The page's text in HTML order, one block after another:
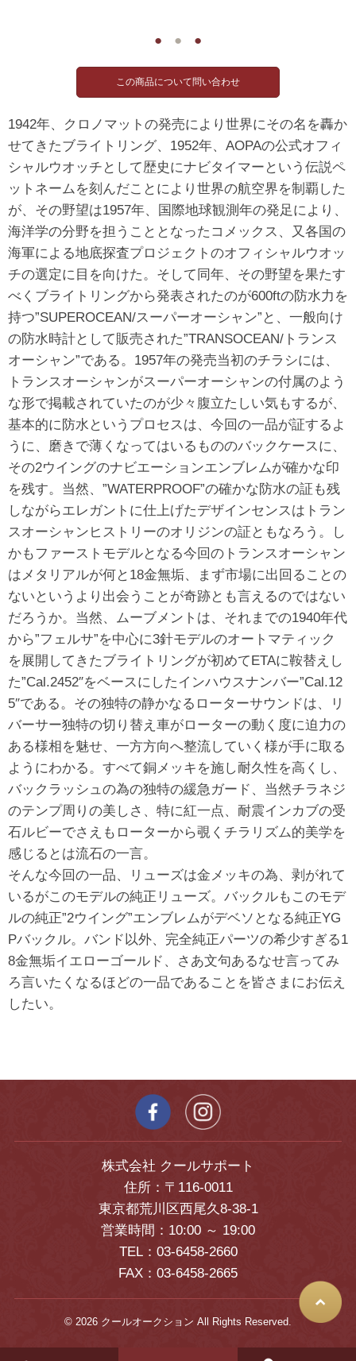
● ● ●
1942年、クロノマットの発売により世界にその名を轟か
せてきたブライトリング、1952年、AOPAの公式オフィ
シャルウオッチとして歴史にナビタイマーという伝説ペ
ットネームを刻んだことにより世界の航空界を制覇した
が、その野望は1957年、国際地球観測年の発足により、
海洋学の分野を担うこととなったコメックス、又各国の
海軍による地底探査プロジェクトのオフィシャルウオッ
チの選定に目を向けた。そして同年、その野望を果たす
べくブライトリングから発表されたのが600ftの防水力を
持つ”SUPEROCEAN/スーパーオーシャン”と、一般向け
の防水時計として販売された”TRANSOCEAN/トランス
オーシャン”である。1957年の発売当初のチラシには、
トランスオーシャンがスーパーオーシャンの付属のよう
な形で掲載されていたのが少々腹立たしい気もするが、
基本的に防水というプロセスは、今回の一品が証するよ
うに、磨きで薄くなってはいるもののバックケースに、
その2ウイングのナビエーションエンブレムが確かな印
を残す。当然、”WATERPROOF”の確かな防水の証も残
しながらエレガントに仕上げたデザインセンスはトラン
スオーシャンヒストリーのオリジンの証ともなろう。し
かもファーストモデルとなる今回のトランスオーシャン
はメタリアルが何と18金無垢、まず市場に出回ることの
ないというより出会うことが奇跡とも言えるのではない
だろうか。当然、ムーブメントは、それまでの1940年代
から”フェルサ”を中心に3針モデルのオートマティック
を展開してきたブライトリングが初めてETAに鞍替えし
た”Cal.2452″をベースにしたインハウスナンバー”Cal.12
5″である。その独特の静かなるローターサウンドは、リ
バーサー独特の切り替え車がローターの動く度に迫力の
ある様相を魅せ、一方方向へ整流していく様が手に取る
ようにわかる。すべて銅メッキを施し耐久性を高くし、
バックラッシュの為の独特の緩急ガード、当然チラネジ
のテンプ周りの美しさ、特に紅一点、耐震インカブの受
石ルビーでさえもローターから覗くチラリズム的美学を
感じるとは流石の一言。
そんな今回の一品、リューズは金メッキの為、剥がれて
いるがこのモデルの純正リューズ。バックルもこのモデ
ルの純正”2ウイング”エンブレムがデベソとなる純正YG
Pバックル。バンド以外、完全純正パーツの希少すぎる1
8金無垢イエローゴールド、さあ文句あるなせ言ってみ
ろ言いたくなるほどの一品であることを皆さまにお伝え
したい。
株式会社 クールサポート
住所：〒116-0011
東京都荒川区西尾久8-38-1
営業時間：10:00 ～ 19:00
TEL：03-6458-2660
FAX：03-6458-2665
© 2026 クールオークション All Rights Reserved.